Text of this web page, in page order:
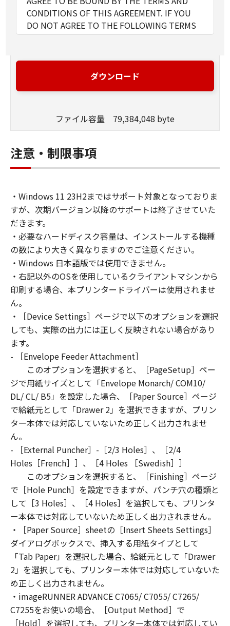
CONDITIONS OF THIS AGREEMENT. IF YOU
DO NOT AGREE TO THE FOLLOWING TERMS
AND CONDITIONS OF THIS AGREEMENT, DO
1. GRANT OF LICENSE
Canon grants you a personal, limited and non-
SOFTWARE solely for the use with Products
connected to the Products (the "Designated
Computer").
You may allow other users of other
Computer to use the SOFTWARE, provided
that you must assure that all such users shall
abide by the terms of this Agreement and
shall be subject to restrictions and
obligations borne by you hereunder.
You may make one copy of the SOFTWARE
solely for a back-up purpose.
2. RESTRICTIONS
You shall not use the SOFTWARE except as
shall not assign, sublicense, sell, rent, lease,
loan, convey or transfer to any third party the
SOFTWARE. You shall not alter, translate or
convert to another programming language,
modify, disassemble, decompile or otherwise
reverse engineer the SOFTWARE and you shall
not have any third party to do so.
3. COPYRIGHT NOTICE
You shall not modify, remove or delete any
contained in the SOFTWARE, including any
copy thereof.
4. OWNERSHIP
Canon and its licensors retain in all respects
the title, ownership and intellectual property
rights in and to the SOFTWARE. Except as
expressly provided herein, no license or right,
express or implied, is hereby conveyed or
granted by Canon to you for any intellectual
property of Canon and its licensors.
5. EXPORT CONTROL
You agree to comply with all export laws and
restrictions and regulations of the country
involved, and not to export or re-export,
directly or indirectly, the SOFTWARE in
ダウンロード
ファイル容量 79,384,048 byte
注意・制限事項
・Windows 11 23H2まではサポート対象となっておりま
すが、次期バージョン以降のサポートは終了させていた
だきます。
・必要なハードディスク容量は、インストールする機種
の数により大きく異なりますのでご注意ください。
・Windows 日本語版では使用できません。
・右記以外のOSを使用しているクライアントマシンから
印刷する場合、本プリンタードライバーは使用されませ
ん。
・［Device Settings］ページで以下のオプションを選択
しても、実際の出力には正しく反映されない場合があり
ます。
- ［Envelope Feeder Attachment］
このオプションを選択すると、［PageSetup］ペー
ジで用紙サイズとして「Envelope Monarch/ COM10/
DL/ CL/ B5」を設定した場合、［Paper Source］ページ
で給紙元として「Drawer 2」を選択できますが、プリン
ター本体では対応していないため正しく出力されませ
ん。
- ［External Puncher］-［2/3 Holes］、［2/4
Holes［French］］、［4 Holes ［Swedish］］
このオプションを選択すると、［Finishing］ページ
で［Hole Punch］を設定できますが、パンチ穴の種類と
して［3 Holes］、［4 Holes］を選択しても、プリンタ
ー本体では対応していないため正しく出力されません。
・［Paper Source］sheetの［Insert Sheets Settings］
ダイアログボックスで、挿入する用紙タイプとして
「Tab Paper」を選択した場合、給紙元として「Drawer
2」を選択しても、プリンター本体では対応していないた
め正しく出力されません。
・imageRUNNER ADVANCE C7065/ C7055/ C7265/
C7255をお使いの場合、［Output Method］で
［Hold］を選択しても、プリンター本体では対応してい